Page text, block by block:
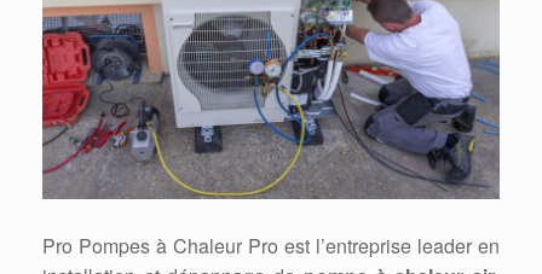
Pro Pompes à Chaleur Pro est l’entreprise leader en